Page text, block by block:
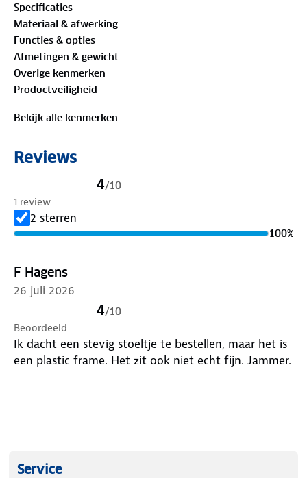
polyester bekleding en het robuuste stalen frame.
✔ Lichtgewicht en compact opvouwbaar
✔ Ideaal voor strand, camping en festivals
✔ Eenvoudig inklapbare voetsteunen
Materiaal zitting: 100% polyester
Afmetingen: 45 × 40 × 19/50 cm
Ingeklapt: 60 × 46 × 7 cm
Gewicht: 1,35 kg
Specificaties
Materiaal & afwerking
Functies & opties
Afmetingen & gewicht
Overige kenmerken
Productveiligheid
Bekijk alle kenmerken
Reviews
4/10
1 review
2 sterren
100%
F Hagens
26 juli 2026
4/10
Beoordeeld
Ik dacht een stevig stoeltje te bestellen, maar het is
een plastic frame. Het zit ook niet echt fijn. Jammer.
Service